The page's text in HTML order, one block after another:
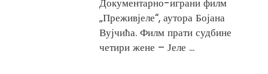
Документарно-играни филм
„Преживјеле“, аутора Бојана
Вујчића. Филм прати судбине
четири жене – Јеле ...